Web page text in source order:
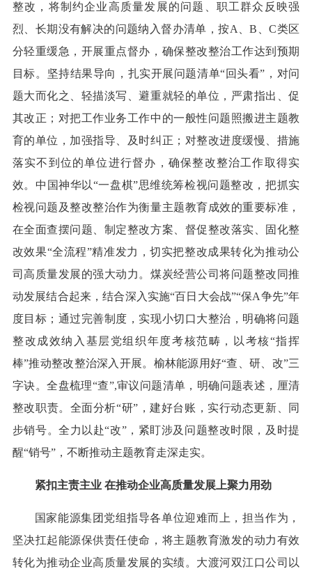
整改，将制约企业高质量发展的问题、职工群众反映强
烈、长期没有解决的问题纳入督办清单，按A、B、C类区
分轻重缓急，开展重点督办，确保整改整治工作达到预期
目标。坚持结果导向，扎实开展问题清单“回头看”，对问
题大而化之、轻描淡写、避重就轻的单位，严肃指出、促
其改正；对把工作业务工作中的一般性问题照搬进主题教
育的单位，加强指导、及时纠正；对整改进度缓慢、措施
落实不到位的单位进行督办，确保整改整治工作取得实
效。中国神华以“一盘棋”思维统筹检视问题整改，把抓实
检视问题及整改整治作为衡量主题教育成效的重要标准，
在全面查摆问题、制定整改方案、督促整改落实、固化整
改效果“全流程”精准发力，切实把整改成果转化为推动公
司高质量发展的强大动力。煤炭经营公司将问题整改同推
动发展结合起来，结合深入实施“百日大会战”“保A争先”年
度目标；通过完善制度，实现小切口大整治，明确将问题
整改成效纳入基层党组织年度考核范畴，以考核“指挥
棒”推动整改整治深入开展。榆林能源用好“查、研、改”三
字诀。全盘梳理“查”,审议问题清单，明确问题表述，厘清
整改职责。全面分析“研”，建好台账，实行动态更新、同
步销号。全力以赴“改”，紧盯涉及问题整改时限，及时提
醒“销号”，不断推动主题教育走深走实。
紧扣主责主业 在推动企业高质量发展上聚力用劲
国家能源集团党组指导各单位迎难而上，担当作为，
坚决扛起能源保供责任使命，将主题教育激发的动力有效
转化为推动企业高质量发展的实绩。大渡河双江口公司以